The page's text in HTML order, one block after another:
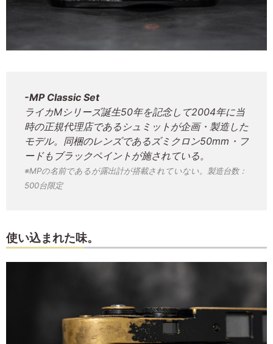
-MP Classic Set
ライカMシリーズ誕生50年を記念して2004年に当
時の正規代理店であるシュミットが企画・製造した
モデル。同梱のレンズであるズミクロン50mm・フ
ードもブラックペイントが施されている。
※MPの名前であるが露出計が搭載されていない。製造台数：
500台限定
使い込まれた味。